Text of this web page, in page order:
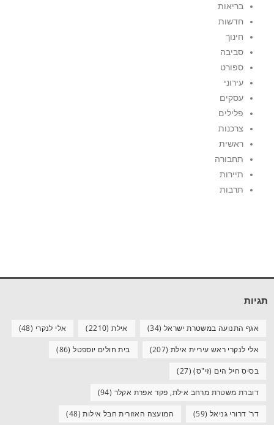
בריאות
חדשות
חינוך
סביבה
ספורט
עירוני
עסקים
פלילים
צרכנות
ראשית
תחבורה
תיירות
תרבות
תגיות
אגף התנועה במשטרת ישראל (34) אילת(2210) אלי לנקרי (48)
אלי לנקרי ראש עיריית אילת (207) בית חולים יוספטל(86)
בסיס חיל הים (זי"ס)(27)
דוברת משטרת מרחב אילת, פקד אפרת אקלר (94)
דר' דרורי גניאל (59) המועצה האזורית חבל אילות(48)